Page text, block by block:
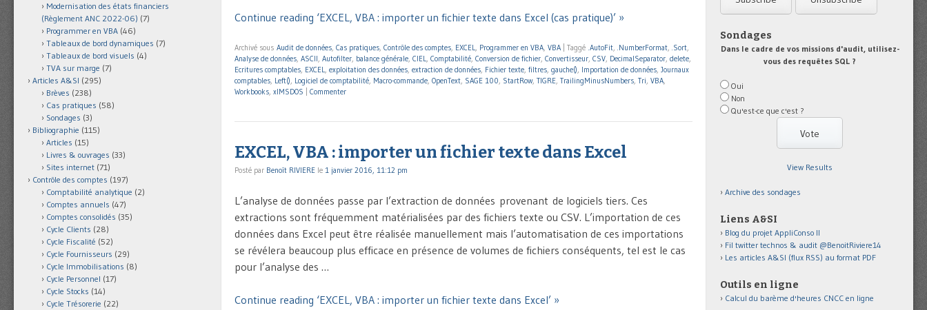
Continue reading ‘EXCEL, VBA : importer un fichier texte dans Excel (cas pratique)’ »
Archivé sous Audit de données, Cas pratiques, Contrôle des comptes, EXCEL, Programmer en VBA, VBA Taggé .AutoFit, .NumberFormat, .Sort,
Analyse de données, ASCII, Autofilter, balance générale, CIEL, Comptabilité, Conversion de fichier, Convertisseur, CSV, DecimalSeparator, delete,
Ecritures comptables, EXCEL, exploitation des données, extraction de données, Fichier texte, filtres, gauche(), Importation de données, Journaux
comptables, Left(), Logiciel de comptabilité, Macro-commande, OpenText, SAGE 100, StartRow, TIGRE, TrailingMinusNumbers, Tri, VBA,
Workbooks, xlMSDOS Commenter
EXCEL, VBA : importer un fichier texte dans Excel
Posté par Benoît RIVIERE le 1 janvier 2016, 11:12 pm
L’analyse de données passe par l’extraction de données provenant de logiciels tiers. Ces
extractions sont fréquemment matérialisées par des fichiers texte ou CSV. L’importation de ces
données dans Excel peut être réalisée manuellement mais l’automatisation de ces importations
se révélera beaucoup plus efficace en présence de volumes de fichiers conséquents, tel est le cas
pour l’analyse des …
Continue reading ‘EXCEL, VBA : importer un fichier texte dans Excel’ »
Modernisation des états financiers
(Règlement ANC 2022-06) (7)
Programmer en VBA (46)
Tableaux de bord dynamiques (7)
Tableaux de bord visuels (4)
TVA sur marge (7)
Articles A&SI (295)
Brèves (238)
Cas pratiques (58)
Sondages (3)
Bibliographie (115)
Articles (15)
Livres & ouvrages (33)
Sites internet (71)
Contrôle des comptes (197)
Comptabilité analytique (2)
Comptes annuels (47)
Comptes consolidés (35)
Cycle Clients (28)
Cycle Fiscalité (52)
Cycle Fournisseurs (29)
Cycle Immobilisations (8)
Cycle Personnel (17)
Cycle Stocks (14)
Cycle Trésorerie (22)
Sondages
Dans le cadre de vos missions d'audit, utilisez-
vous des requêtes SQL ?
Oui
Non
Qu'est-ce que c'est ?
View Results
Archive des sondages
Liens A&SI
Blog du projet AppliConso II
Fil twitter technos & audit @BenoitRiviere14
Les articles A&SI (flux RSS) au format PDF
Outils en ligne
Calcul du barème d'heures CNCC en ligne